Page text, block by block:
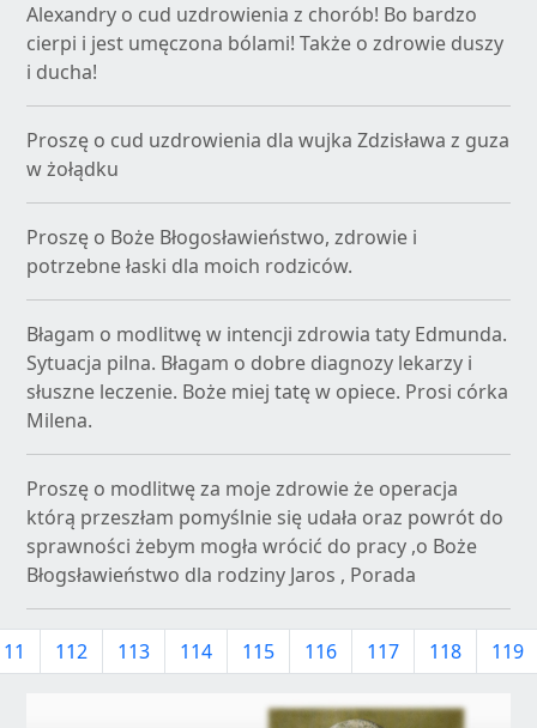
Alexandry o cud uzdrowienia z chorób! Bo bardzo
cierpi i jest umęczona bólami! Także o zdrowie duszy
i ducha!
Proszę o cud uzdrowienia dla wujka Zdzisława z guza
w żołądku
Proszę o Boże Błogosławieństwo, zdrowie i
potrzebne łaski dla moich rodziców.
Błagam o modlitwę w intencji zdrowia taty Edmunda.
Sytuacja pilna. Błagam o dobre diagnozy lekarzy i
słuszne leczenie. Boże miej tatę w opiece. Prosi córka
Milena.
Proszę o modlitwę za moje zdrowie że operacja
którą przeszłam pomyślnie się udała oraz powrót do
sprawności żebym mogła wrócić do pracy ,o Boże
Błogsławieństwo dla rodziny Jaros , Porada
112 113 114 115 116 117 118 119